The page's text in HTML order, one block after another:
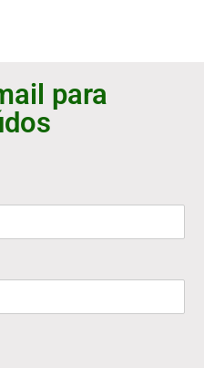
para